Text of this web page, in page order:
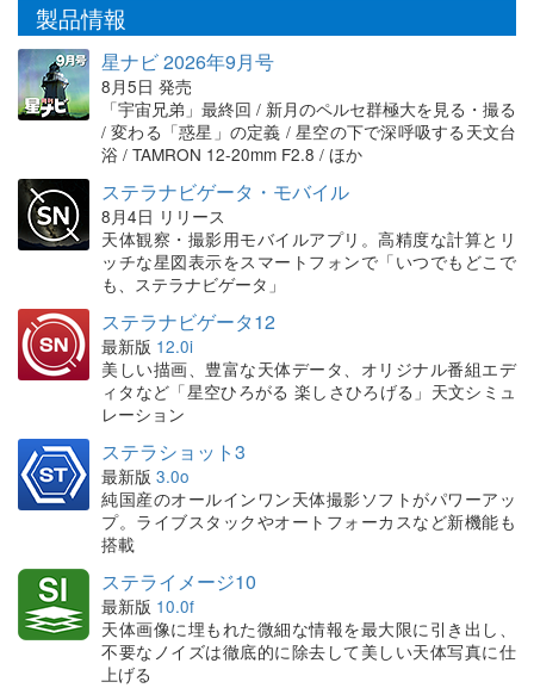
製品情報
星ナビ 2026年9月号
8月5日 発売
「宇宙兄弟」最終回 / 新月のペルセ群極大を見る・撮る
/ 変わる「惑星」の定義 / 星空の下で深呼吸する天文台
浴 / TAMRON 12-20mm F2.8 / ほか
ステラナビゲータ・モバイル
8月4日 リリース
天体観察・撮影用モバイルアプリ。高精度な計算とリ
ッチな星図表示をスマートフォンで「いつでもどこで
も、ステラナビゲータ」
ステラナビゲータ12
最新版 12.0i
美しい描画、豊富な天体データ、オリジナル番組エデ
ィタなど「星空ひろがる 楽しさひろげる」天文シミュ
レーション
ステラショット3
最新版 3.0o
純国産のオールインワン天体撮影ソフトがパワーアッ
プ。ライブスタックやオートフォーカスなど新機能も
搭載
ステライメージ10
最新版 10.0f
天体画像に埋もれた微細な情報を最大限に引き出し、
不要なノイズは徹底的に除去して美しい天体写真に仕
上げる